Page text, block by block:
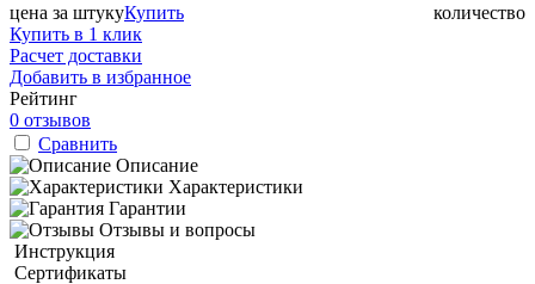
цена за штуку количество
Купить
Купить в 1 клик
Расчет доставки
Добавить в избранное
Рейтинг
0 отзывов
Сравнить
Описание
Характеристики
Гарантии
Отзывы и вопросы
Инструкция
Сертификаты